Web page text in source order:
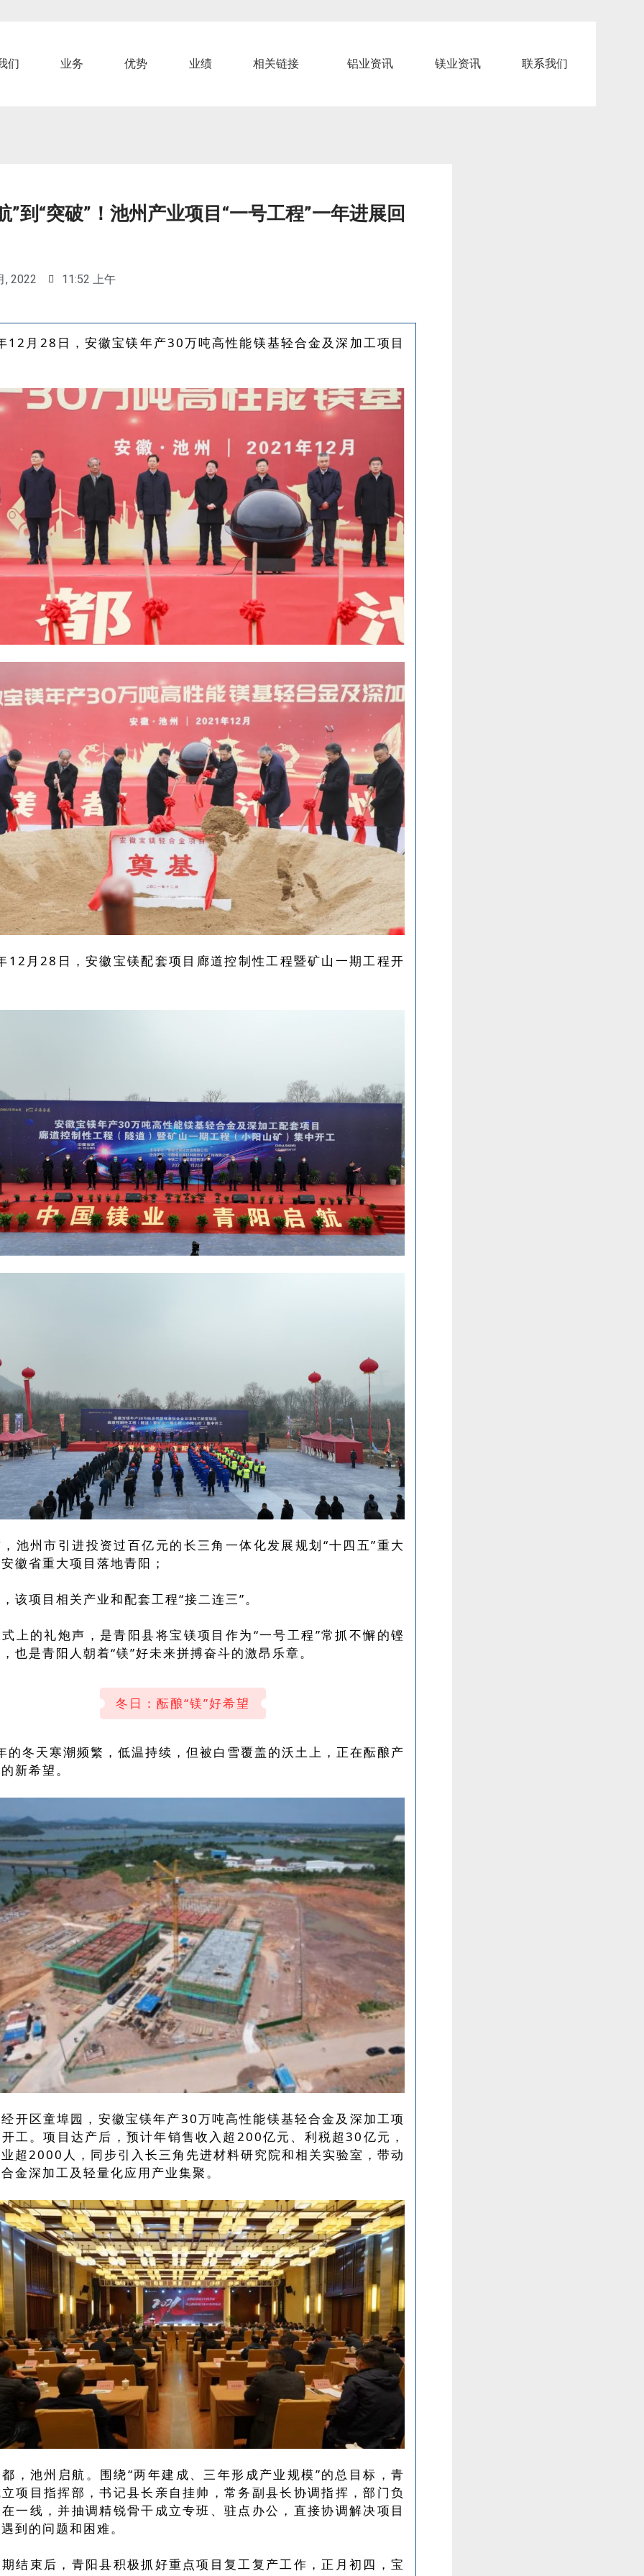
们 业务 优势 业绩 相关链接 铝业资讯 镁业资讯 联系我们
”到“突破”！池州产业项目“一号工程”一年进展回
, 2022 11:52 上午
12月28日，安徽宝镁年产30万吨高性能镁基轻合金及深加工项目
12月28日，安徽宝镁配套项目廊道控制性工程暨矿山一期工程开
池州市引进投资过百亿元的长三角一体化发展规划“十四五”重大
徽省重大项目落地青阳；
该项目相关产业和配套工程“接二连三”。
上的礼炮声，是青阳县将宝镁项目作为“一号工程”常抓不懈的铿
也是青阳人朝着“镁”好未来拼搏奋斗的激昂乐章。
冬日：酝酿“镁”好希望
的冬天寒潮频繁，低温持续，但被白雪覆盖的沃土上，正在酝酿产
新希望。
开区童埠园，安徽宝镁年产30万吨高性能镁基轻合金及深加工项
工。项目达产后，预计年销售收入超200亿元、利税超30亿元，
超2000人，同步引入长三角先进材料研究院和相关实验室，带动
金深加工及轻量化应用产业集聚。
，池州启航。围绕“两年建成、三年形成产业规模”的总目标，青
项目指挥部，书记县长亲自挂帅，常务副县长协调指挥，部门负
一线，并抽调精锐骨干成立专班、驻点办公，直接协调解决项目
到的问题和困难。
结束后，青阳县积极抓好重点项目复工复产工作，正月初四，宝